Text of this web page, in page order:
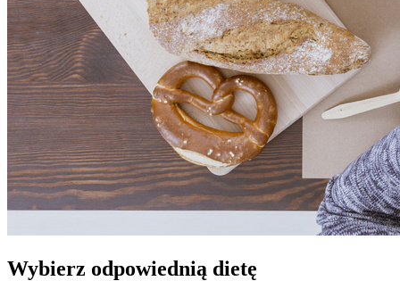
Wybierz odpowiednią dietę